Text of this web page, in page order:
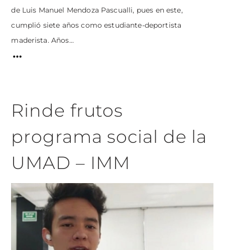
de Luis Manuel Mendoza Pascualli, pues en este,
cumplió siete años como estudiante-deportista
maderista. Años...
Rinde frutos
programa social de la
UMAD – IMM